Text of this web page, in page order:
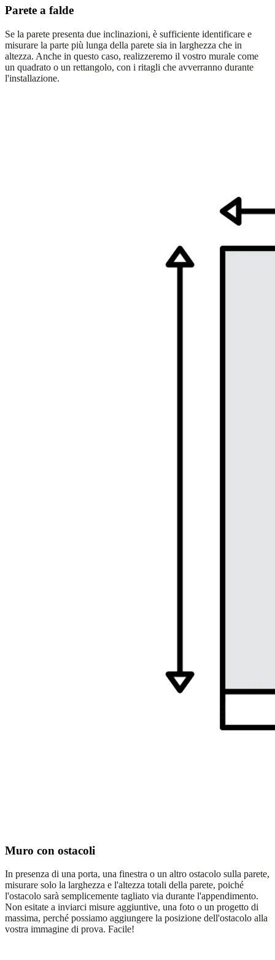
Parete a falde
Se la parete presenta due inclinazioni, è sufficiente identificare e
misurare la parte più lunga della parete sia in larghezza che in
altezza. Anche in questo caso, realizzeremo il vostro murale come
un quadrato o un rettangolo, con i ritagli che avverranno durante
l'installazione.
Muro con ostacoli
In presenza di una porta, una finestra o un altro ostacolo sulla parete,
misurare solo la larghezza e l'altezza totali della parete, poiché
l'ostacolo sarà semplicemente tagliato via durante l'appendimento.
Non esitate a inviarci misure aggiuntive, una foto o un progetto di
massima, perché possiamo aggiungere la posizione dell'ostacolo alla
vostra immagine di prova. Facile!